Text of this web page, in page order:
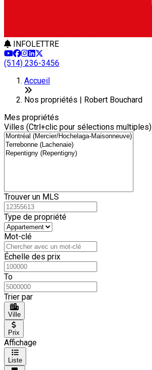
INFOLETTRE
(514) 236-3456
+
−
Accueil
Nos propriétés | Robert Bouchard
Mes propriétés
Villes (Ctrl+clic pour sélections multiples)
Trouver un MLS
Type de propriété
Mot-clé
Échelle des prix
To
Trier par
Ville
Prix
Affichage
Liste